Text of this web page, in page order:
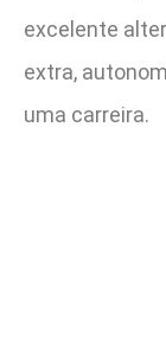
excelente
extra,
uma carreira.